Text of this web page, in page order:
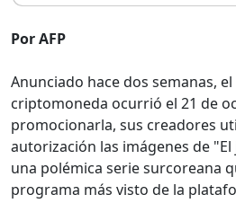
Por AFP
Anunciado hace dos semanas,
criptomoneda ocurrió el 21 de
promocionarla, sus creadores
autorización las imágenes de
una polémica serie surcoreana
programa más visto de la